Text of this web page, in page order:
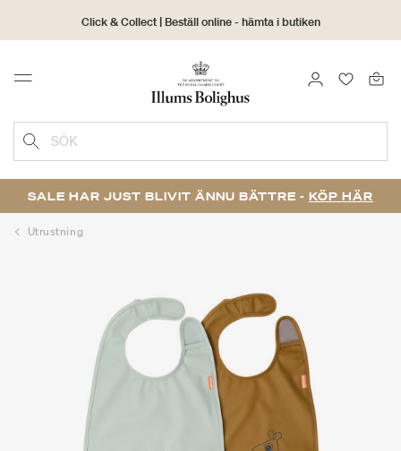
Click & Collect | Beställ online - hämta i butiken
30 dagars returrätt
Menu LOGGA IN
SÖK
SALE HAR JUST BLIVIT ÄNNU BÄTTRE - KÖP HÄR
Utrustning